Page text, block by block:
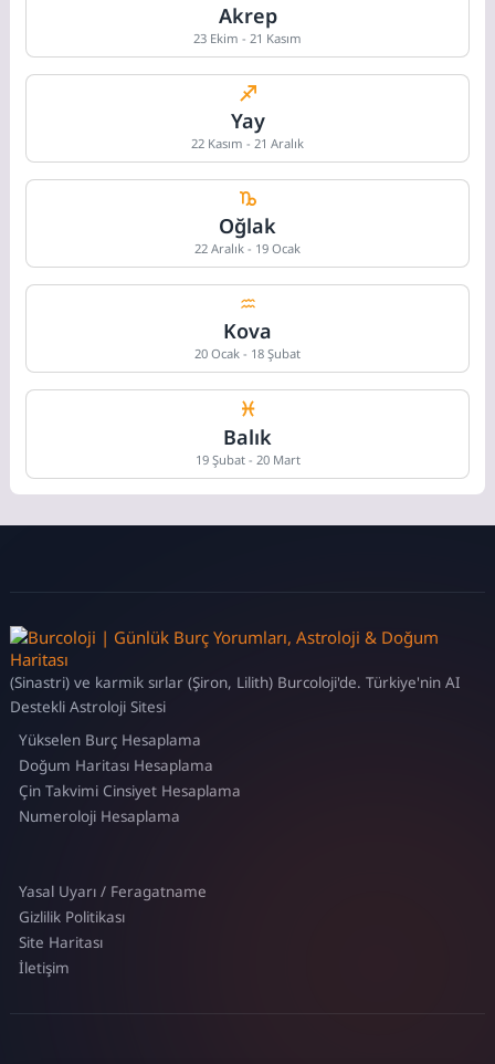
Akrep
23 Ekim - 21 Kasım
Yay
22 Kasım - 21 Aralık
Oğlak
22 Aralık - 19 Ocak
Kova
20 Ocak - 18 Şubat
Balık
19 Şubat - 20 Mart
(Sinastri) ve karmik sırlar (Şiron, Lilith) Burcoloji'de. Türkiye'nin AI
Destekli Astroloji Sitesi
Yükselen Burç Hesaplama
Doğum Haritası Hesaplama
Çin Takvimi Cinsiyet Hesaplama
Numeroloji Hesaplama
Yasal Uyarı / Feragatname
Gizlilik Politikası
Site Haritası
İletişim